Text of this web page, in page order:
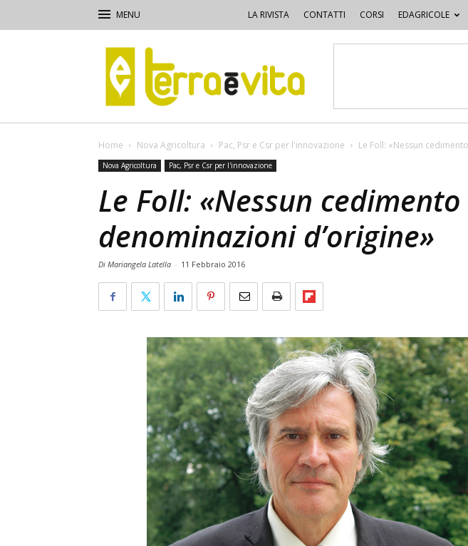
LA RIVISTA CONTATTI CORSI EDAGRICOLE
Terra
e
Vita
Home Nova Agricoltura Pac, Psr e Csr per l'innovazione Le Foll: «Nessun
Nova Agricoltura Pac, Psr e Csr per l'innovazione
Le Foll: «Nessun
denominazioni d’origine»
Di Mariangela Latella - 11 Febbraio 2016